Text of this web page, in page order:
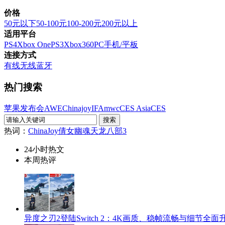
价格
50元以下50-100元100-200元200元以上
适用平台
PS4Xbox OnePS3Xbox360PC手机/平板
连接方式
有线无线蓝牙
热门搜索
苹果发布会AWEChinajoyIFAmwcCES AsiaCES
热词： ChinaJoy倩女幽魂天龙八部3
24小时热文
本周热评
异度之刃2登陆Switch 2：4K画质、稳帧流畅与细节全面